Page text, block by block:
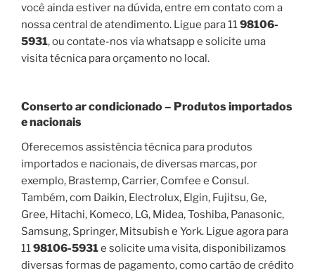
você ainda estiver na dúvida, entre em contato com a
nossa central de atendimento. Ligue para 1198106-
5931, ou contate-nos via whatsapp e solicite uma
visita técnica para orçamento no local.
Conserto ar condicionado – Produtos importados
e nacionais
Oferecemos assistência técnica para produtos
importados e nacionais, de diversas marcas, por
exemplo, Brastemp, Carrier, Comfee e Consul.
Também, com Daikin, Electrolux, Elgin, Fujitsu, Ge,
Gree, Hitachi, Komeco, LG, Midea, Toshiba, Panasonic,
Samsung, Springer, Mitsubish e York. Ligue agora para
1198106-5931e solicite uma visita, disponibilizamos
diversas formas de pagamento, como cartão de crédito